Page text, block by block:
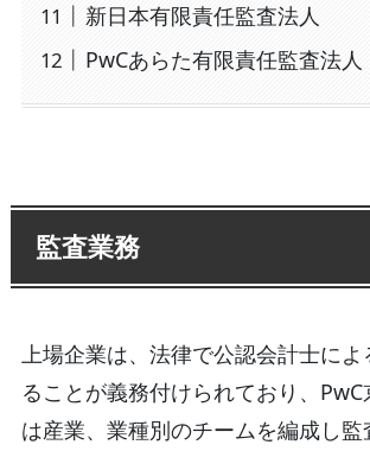
新日本有限責任監査法人
PwCあらた有限責任監査法人
監査業務
上場企業は、法律で公認会計士によ
ることが義務付けられており、PwC
は産業、業種別のチームを編成し監